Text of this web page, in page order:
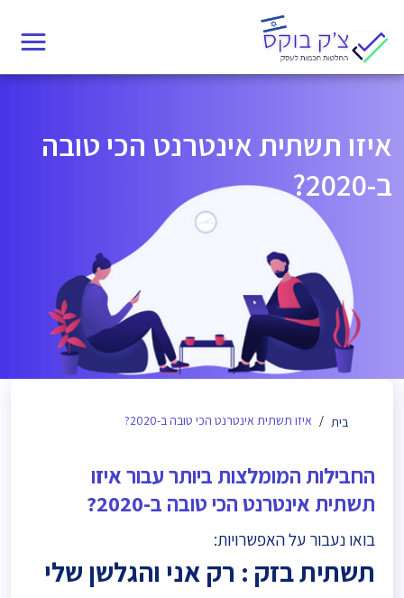
content
איזו תשתית אינטרנט הכי טובה
ב-2020?
בית איזו תשתית אינטרנט הכי טובה ב-2020?
החבילות המומלצות ביותר עבור איזו
תשתית אינטרנט הכי טובה ב-2020?
בואו נעבור על האפשרויות:
תשתית בזק : רק אני והגלשן שלי